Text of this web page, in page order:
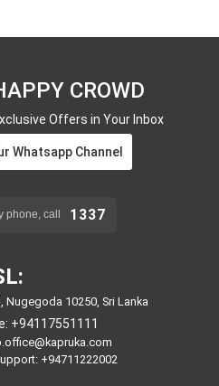
CROWD
Offers in Your Inbox
Whatsapp Channel
phone, call 1337
Nugegoda 10250, Sri Lanka
+94117551111
+94711222002